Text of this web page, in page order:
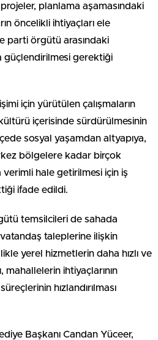
planlama aşamasındaki
öncelikli ihtiyaçları ele
parti örgütü arasındaki
güçlendirilmesi gerektiği
için yürütülen çalışmaların
içerisinde sürdürülmesinin
sosyal yaşamdan altyapıya,
bölgelere kadar birçok
verimli hale getirilmesi için iş
ifade edildi.
temsilcileri de sahada
vatandaş taleplerine ilişkin
yerel hizmetlerin daha hızlı ve
mahallelerin ihtiyaçlarının
hızlandırılması
Başkanı Candan Yüceer,